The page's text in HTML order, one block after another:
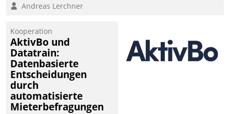
Andreas Lerchner
Kooperation
AktivBo und
Datatrain:
Datenbasierte
Entscheidungen
durch
automatisierte
Mieterbefragungen